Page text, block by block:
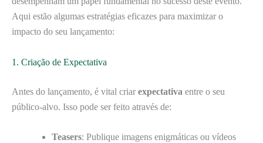
Aqui estão algumas estratégias eficazes para maximizar o
impacto do seu lançamento:
1. Criação de Expectativa
Antes do lançamento, é vital criar expectativa entre o seu
público-alvo. Isso pode ser feito através de:
Teasers: Publique imagens enigmáticas ou vídeos